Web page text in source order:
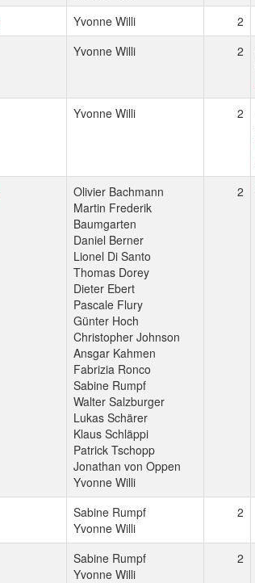
Yvonne Willi
2
Yvonne Willi 2
Yvonne Willi 2
Olivier Bachmann
Martin Frederik
Baumgarten
Daniel Berner
Lionel Di Santo
Thomas Dorey
Dieter Ebert
Pascale Flury
Günter Hoch
Christopher Johnson
Ansgar Kahmen
Fabrizia Ronco
Sabine Rumpf
Walter Salzburger
Lukas Schärer
Klaus Schläppi
Patrick Tschopp
Jonathan von Oppen
Yvonne Willi
2
Sabine Rumpf
Yvonne Willi
2
Sabine Rumpf
Yvonne Willi
2